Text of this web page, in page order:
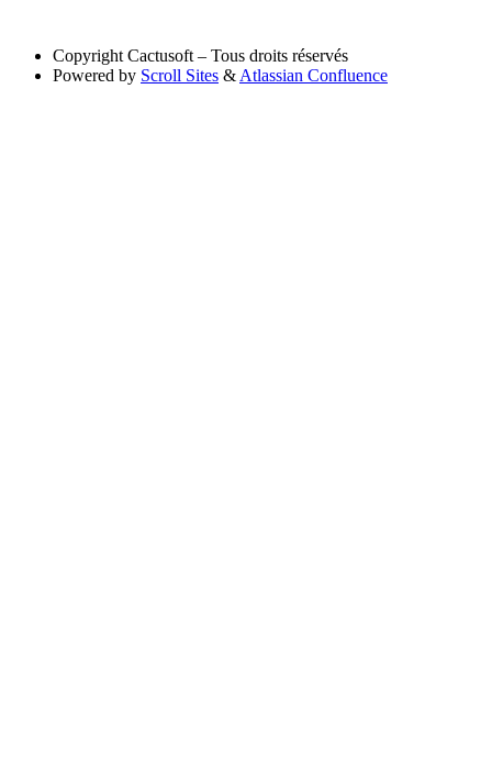
Copyright Cactusoft – Tous droits réservés
Powered by Scroll Sites & Atlassian Confluence